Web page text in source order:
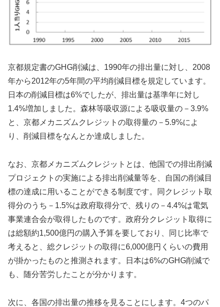
京都規定書のGHG削減は、1990年の排出量に対し、2008
年から2012年の5年間の平均削減目標を規定しています。
日本の削減目標は6%でしたが、排出量は基準年に対し
1.4%増加しました。森林等吸収源による吸収量の－3.9%
と、京都メカニズムクレジットの取得量の－5.9%によ
り、削減目標をなんとか達成しました。
なお、京都メカニズムクレジットとは、他国での排出削減
プロジェクトの実施による排出削減量等を、自国の削減目
標の達成に用いることができる制度です。同クレジット取
得分のうち－1.5%は政府取得分で、残りの－4.4%は電気
事業連合会が取得したものです。政府分クレジット取得に
は総額約1,500億円の購入予算を要しており、同じ比率で
考えると、総クレジットの取得に6,000億円くらいの費用
が掛かったものと推測されます。日本は6%のGHG削減で
も、随分苦労したことが分かります。
次に、各国の排出量の推移を見ることにします。4つのパ